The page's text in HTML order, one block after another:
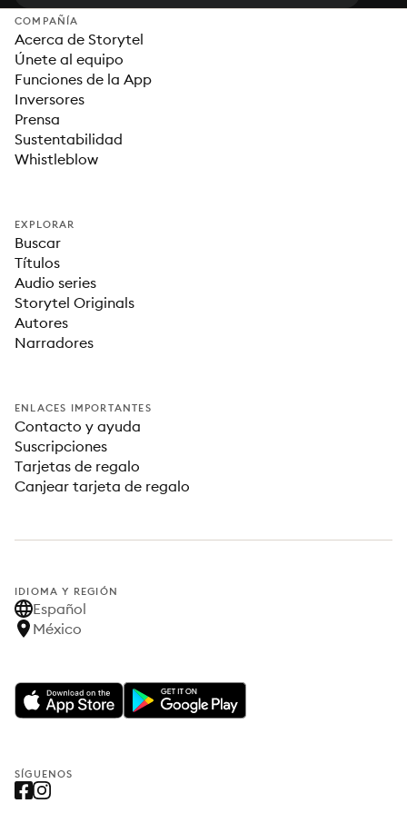
COMPAÑÍA
Acerca de Storytel
Únete al equipo
Funciones de la App
Inversores
Prensa
Sustentabilidad
Whistleblow
EXPLORAR
Buscar
Títulos
Audio series
Storytel Originals
Autores
Narradores
ENLACES IMPORTANTES
Contacto y ayuda
Suscripciones
Tarjetas de regalo
Canjear tarjeta de regalo
IDIOMA Y REGIÓN
Español
México
SÍGUENOS